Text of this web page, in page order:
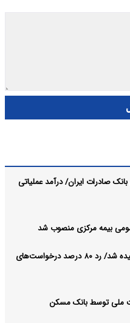
صادرات ایران/ درآمد عملیاتی
بیمه مرکزی منصوب شد
ترمز بانک مرکزی در بازار پول کشیده شد/ رد ۸۰ درصد درخواست‌های